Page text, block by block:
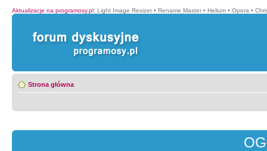
Aktualizacje na programosy.pl: Light Image Resizer • Rename Master • Helium • Opera •
Strona główna